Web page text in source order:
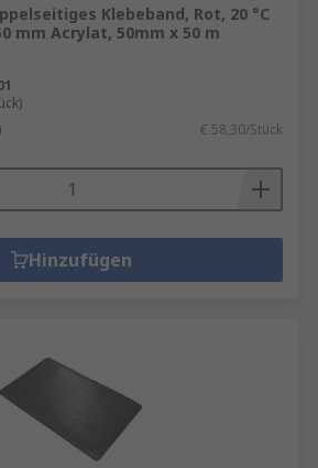
Klebeband, Rot, 20 °C
mm Acrylat, 50mm x 50 m
€ 58,30/Stück
Hinzufügen